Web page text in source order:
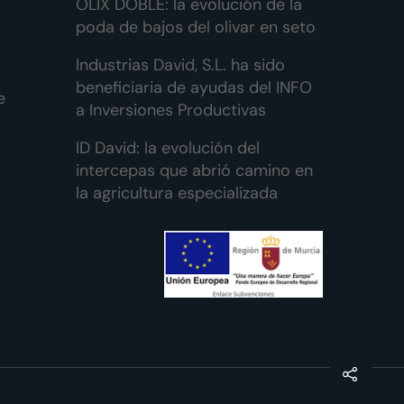
OLIX DOBLE: la evolución de la
poda de bajos del olivar en seto
Industrias David, S.L. ha sido
beneficiaria de ayudas del INFO
a Inversiones Productivas
ID David: la evolución del
intercepas que abrió camino en
la agricultura especializada